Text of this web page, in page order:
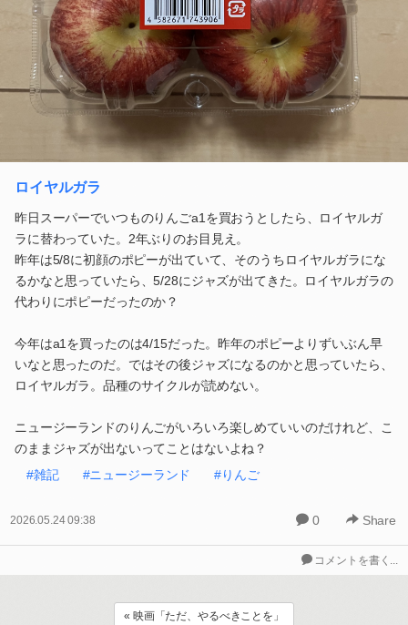
ロイヤルガラ
昨日スーパーでいつものりんごa1を買おうとしたら、ロイヤルガ
ラに替わっていた。2年ぶりのお目見え。
昨年は5/8に初顔のポピーが出ていて、そのうちロイヤルガラにな
るかなと思っていたら、5/28にジャズが出てきた。ロイヤルガラの
代わりにポピーだったのか？
今年はa1を買ったのは4/15だった。昨年のポピーよりずいぶん早
いなと思ったのだ。ではその後ジャズになるのかと思っていたら、
ロイヤルガラ。品種のサイクルが読めない。
ニュージーランドのりんごがいろいろ楽しめていいのだけれど、こ
のままジャズが出ないってことはないよね？
#雑記
#ニュージーランド #りんご
2026.05.24 09:38 0 Share
コメントを書く...
« 映画「ただ、やるべきことを」